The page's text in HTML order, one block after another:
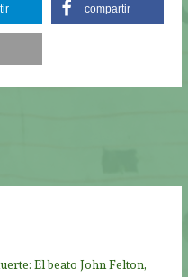
compartir
El beato John Felton,